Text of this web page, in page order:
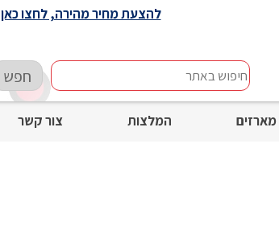
מארזים המלצות צור קשר
חיפוש
באתר
חפש
להצעת מחיר מהירה, לחצו כאן